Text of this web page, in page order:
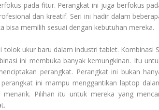
pada fitur. Perangkat ini juga berfokus
dan kreatif. Seri ini hadir dalam
bisa memilih sesuai dengan kebutuhan mereka.
ukur baru dalam industri tablet. Kombinasi
ini membuka banyak kemungkinan. Itu
perangkat. Perangkat ini bukan
ini mampu menggantikan laptop
Pilihan itu untuk mereka yang